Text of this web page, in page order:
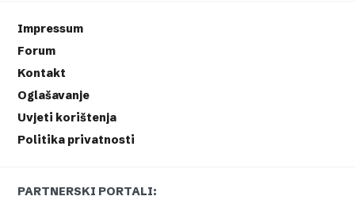
Impressum
Forum
Kontakt
Oglašavanje
Uvjeti korištenja
Politika privatnosti
PARTNERSKI PORTALI: